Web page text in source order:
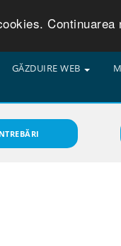
GĂZDUIRE WEB